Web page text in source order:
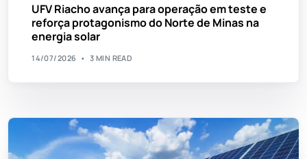
UFV Riacho avança para operação em teste e
reforça protagonismo do Norte de Minas na
energia solar
14/07/2026 3 MIN READ